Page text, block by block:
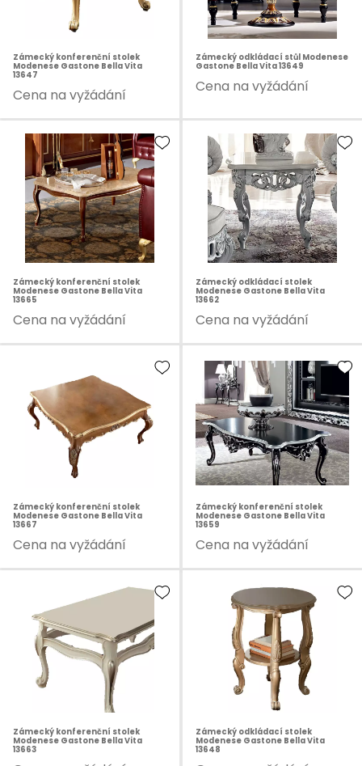
Zámecký konferenční stolek
Modenese Gastone Bella Vita
13647
Cena na vyžádání
Zámecký odkládací stůl Modenese
Gastone Bella Vita 13649
Cena na vyžádání
Zámecký konferenční stolek
Modenese Gastone Bella Vita
13665
Cena na vyžádání
Zámecký odkládací stolek
Modenese Gastone Bella Vita
13662
Cena na vyžádání
Zámecký konferenční stolek
Modenese Gastone Bella Vita
13667
Cena na vyžádání
Zámecký konferenční stolek
Modenese Gastone Bella Vita
13659
Cena na vyžádání
Zámecký konferenční stolek
Modenese Gastone Bella Vita
13663
Zámecký odkládací stolek
Modenese Gastone Bella Vita
13648